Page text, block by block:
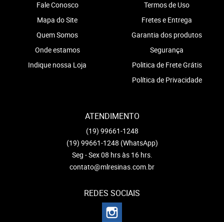
Fale Conosco
Mapa do Site
Quem Somos
Onde estamos
Indique nossa Loja
Termos de Uso
Fretes e Entrega
Garantia dos produtos
Segurança
Politica de Frete Grátis
Política de Privacidade
ATENDIMENTO
(19) 99661-1248
(19) 99661-1248 (WhatsApp)
Seg - Sex 08 hrs às 16 hrs.
contato@mlresinas.com.br
REDES SOCIAIS